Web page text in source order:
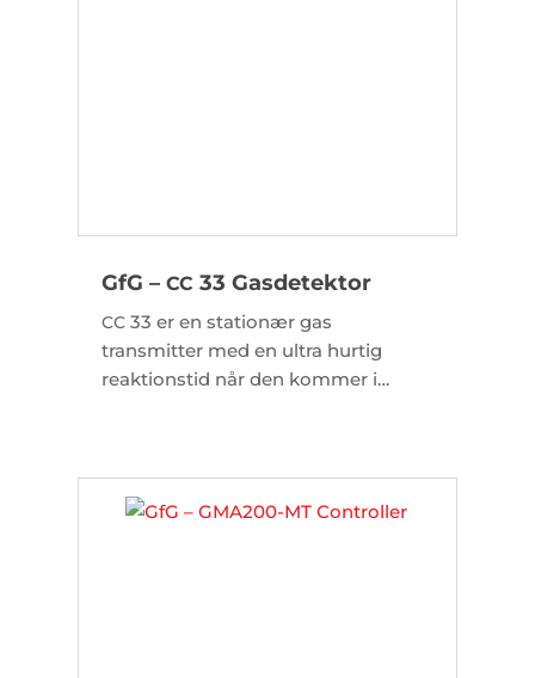
GfG – CC 33 Gasdetektor
CC33 er en stationær gas
transmitter med en ultra hurtig
reaktionstid når den kommer i